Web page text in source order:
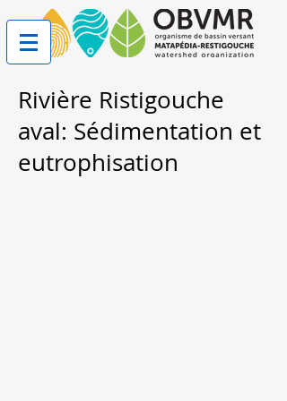
Rivière Ristigouche
aval: Sédimentation et
eutrophisation